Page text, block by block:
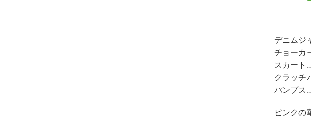
デニムジ
チョーカ
スカート
クラッチ
パンプス
ピンクの